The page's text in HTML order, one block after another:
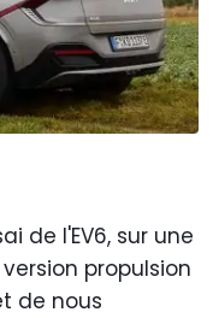
de l'EV6, sur une
propulsion
de nous